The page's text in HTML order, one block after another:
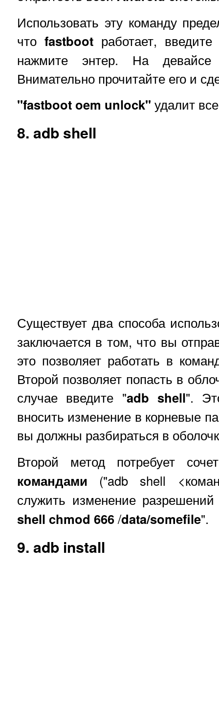
Использовать эту команду
что fastbootработает, введите
нажмите энтер. На девайсе
Внимательно прочитайте его и
"fastboot oem unlock" удалит
8. adb shell
Существует два способа
заключается в том, что вы
это позволяет работать в
Второй позволяет попасть в
случае введите "adb shell".
вносить изменение в корневые
вы должны разбираться в
Второй метод потребует
командами ("adb shell
служить изменение
shell chmod 666/data/somefile".
9. adb install